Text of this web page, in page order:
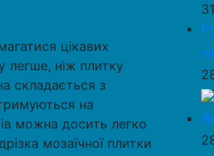
цікавих
легше, ніж плитку
складається з
на
можна досить легко
мозаїчної плитки